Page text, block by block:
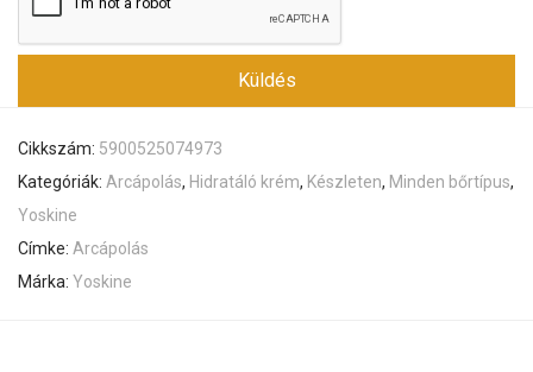
Cikkszám: 5900525074973
Kategóriák: Arcápolás, Hidratáló krém, Készleten, Minden bőrtípus,
Yoskine
Címke: Arcápolás
Márka: Yoskine